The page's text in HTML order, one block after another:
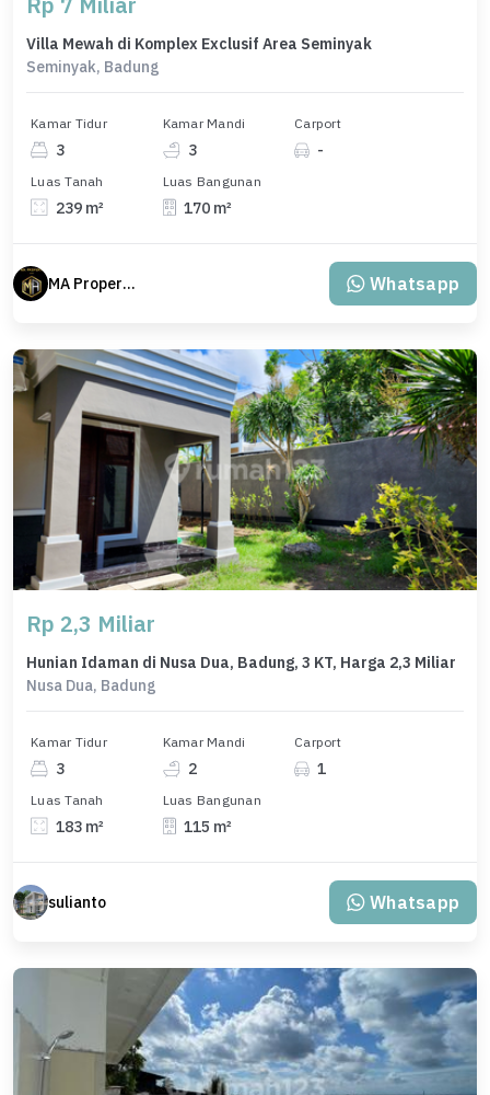
Villa Mewah di Komplex Exclusif Area Seminyak
Seminyak, Badung
Kamar Tidur
3
Kamar Mandi
3
Carport
-
Luas Tanah
239 m²
Luas Bangunan
170 m²
MA Properti Agent Whatsapp
Rp 2,3 Miliar
Hunian Idaman di Nusa Dua, Badung, 3 KT, Harga 2,3 Miliar
Nusa Dua, Badung
Kamar Tidur
3
Kamar Mandi
2
Carport
1
Luas Tanah
183 m²
Luas Bangunan
115 m²
sulianto Whatsapp